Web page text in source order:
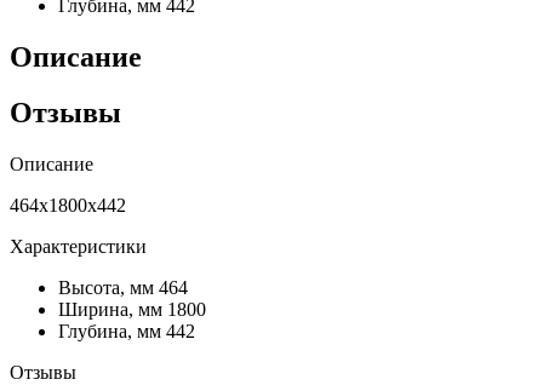
Глубина, мм 442
Описание
Отзывы
Описание
464х1800х442
Характеристики
Высота, мм 464
Ширина, мм 1800
Глубина, мм 442
Отзывы